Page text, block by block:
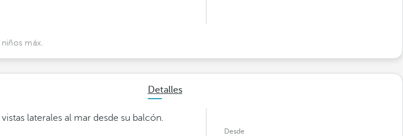
máx.
Detalles
laterales al mar desde su balcón.
Desde